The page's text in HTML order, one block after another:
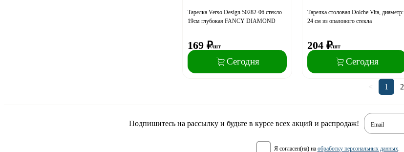
Тарелка Verso Design 50282-06 стекло
19см глубокая FANCY DIAMOND
169 ₽/шт
Сегодня
Тарелка столовая Dolche Vita, диаметр:
24 см из опалового стекла
204 ₽/шт
Сегодня
< 1 2
Подпишитесь на рассылку и будьте в курсе всех акций и распродаж! Email
я согласен(на) на обработку персональных данных.